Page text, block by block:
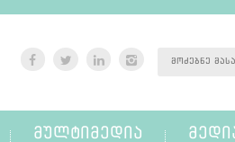
ᲛᲣᲚᲢᲘᲛᲔᲓᲘᲐ